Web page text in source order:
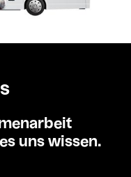
uns wissen.